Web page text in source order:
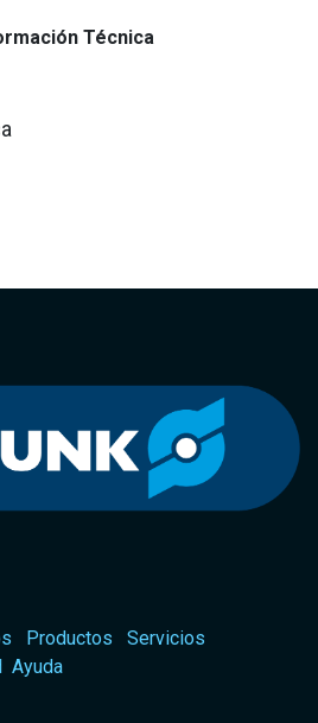
Técnica
Productos
Servicios
Ayuda